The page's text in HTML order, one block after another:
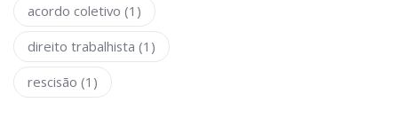
acordo coletivo (1)
direito trabalhista (1)
rescisão (1)